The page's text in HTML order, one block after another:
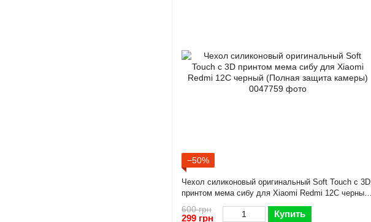
−50%
Чехол силиконовый оригинальный Soft Touch с 3D
принтом мема сибу для Xiaomi Redmi 12C черный
(Полная защита камеры)
600 грн
299 грн Купить